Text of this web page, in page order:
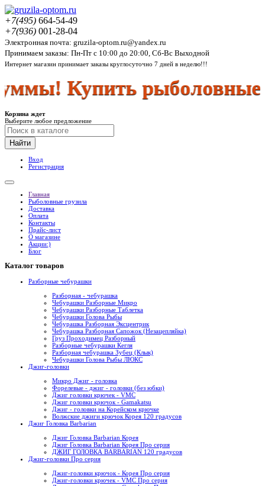
+7(495) 664-54-49
+7(936) 001-28-04
Электронная почта: gruzila-optom.ru@yandex.ru
Принимаем заказы: Пн-Пт с 10:00 до 20:00, Сб-Вс Выходной
Интернет магазин принимает заказы круглосуточно 7 дней в неделю!!!
Купить рыболовные
Корзина ждет
Выберите любое предложение
Найти
Вход
Регистрация
Главная
Рыболовные грузила
Доставка
Оплата
Контакты
Прайс-лист
О магазине
Акции:)
Блог
Каталог товаров
Разборные чебурашки
Разборная - чебурашка
Чебурашки Разборные Микро
Чебурашки Разборные Таблетка
Чебурашки Голова Рыбы
Чебурашка Разборная Эксцентрик
Чебурашка Разборная Сапожок (Незацепляйка)
Груз Проходимец Разборный
Разборные чебурашки Кегля
Разборная чебурашка Зубец (Клык)
Чебурашки Голова Рыбы ЛЮКС
Джиг-головки
Микро Джиг - головка
Форелевые - джиг - головки (без юбки)
Джиг головки крючек - VMC
Джиг головки крючок - Gamakatsu
Джиг - головки на Корейском крючке
Волжские джиги крючок Корея 120 градусов
Джиг Головка Barbarian
Джиг Головка Barbarian Корея
Джиг Головка Barbarian Корея Про серия
ДЖИГ ГОЛОВКА BARBARIAN 120 градусов
Джиг-головки Про серия
Джиг-головки крючок - Корея Про серия
Джиг-головки крючек - VMC Про серия